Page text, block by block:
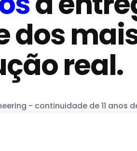
dos
real.
- continuidade de 11 anos